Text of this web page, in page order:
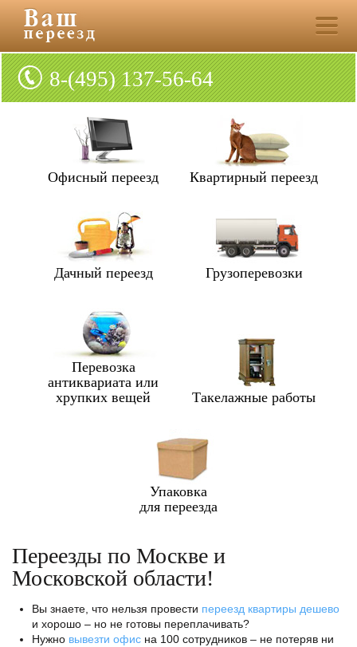
8-(495) 137-56-64
Офисный переезд Квартирный переезд
Дачный переезд Грузоперевозки
Перевозка
антиквариата или
хрупких вещей
Такелажные работы
Упаковка
для переезда
Переезды по Москве и
Московской области!
Вы знаете, что нельзя провести переезд квартиры дешево
и хорошо – но не готовы переплачивать?
Нужно вывезти офис на 100 сотрудников – не потеряв ни